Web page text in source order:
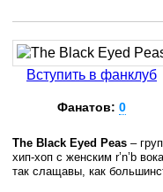
Вступить в фанклуб
Фанатов: 0
The Black Eyed Peas –
хип-хоп с женским r’n’b
так слащавы, как